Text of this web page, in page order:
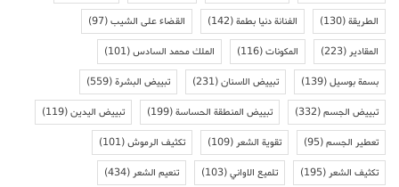
الطريقة(130) الفنانة دنيا بطمة(142) القضاء على الشيب(97)
المقادير(223) المكونات(116) الملك محمد السادس(101)
بسمة بوسيل(139) تبييض الاسنان(231) تبييض البشرة(559)
تبييض الجسم(332) تبييض المنطقة الحساسة(199) تبييض اليدين(119)
تعطير الجسم(95) تقوية الشعر(109) تكثيف الرموش(101)
تكثيف الشعر(195) تلميع الاواني(103) تنعيم الشعر(434)